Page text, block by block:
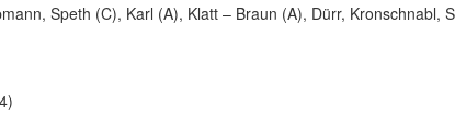
Speth (C), Karl (A), Klatt – Braun (A), Dürr, Kronschnabl,